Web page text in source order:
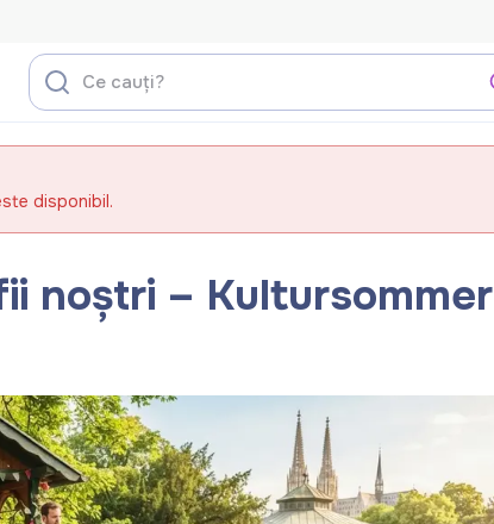
disponibil.
noștri – Kultursommer